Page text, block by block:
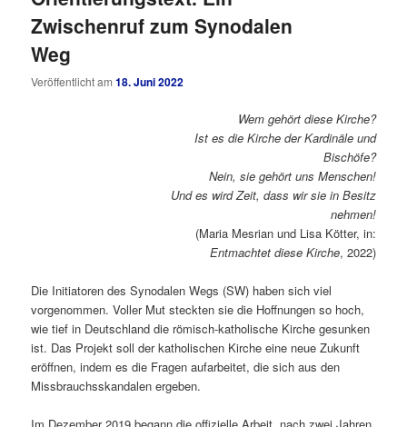
Zwischenruf zum Synodalen
Weg
Veröffentlicht am18. Juni 2022
Wem gehört diese Kirche?
Ist es die Kirche der Kardinäle und
Bischöfe?
Nein, sie gehört uns Menschen!
Und es wird Zeit, dass wir sie in Besitz
nehmen!
(Maria Mesrian und Lisa Kötter, in:
Entmachtet diese Kirche, 2022)
Die Initiatoren des Synodalen Wegs (SW) haben sich viel
vorgenommen. Voller Mut steckten sie die Hoffnungen so hoch,
wie tief in Deutschland die römisch-katholische Kirche gesunken
ist. Das Projekt soll der katholischen Kirche eine neue Zukunft
eröffnen, indem es die Fragen aufarbeitet, die sich aus den
Missbrauchsskandalen ergeben.